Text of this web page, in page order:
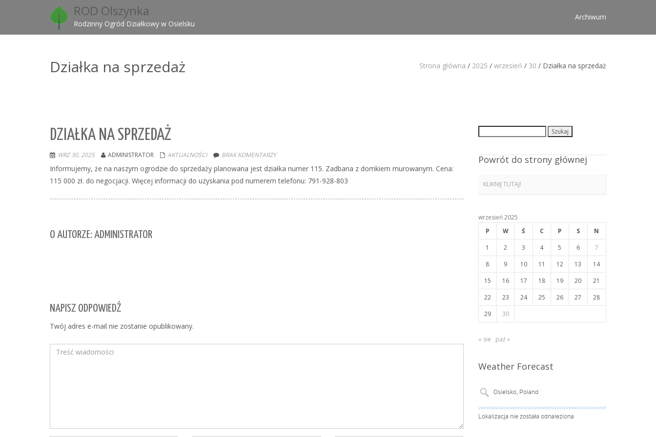
ROD Olszynka
Rodzinny Ogród Działkowy w Osielsku
Archiwum
Działka na sprzedaż Strona główna / 2025 / wrzesień / 30 / Działka na sprzedaż
DZIAŁKA NA SPRZEDAŻ
WRZ 30, 2025 ADMINISTRATOR AKTUALNOŚCI BRAK KOMENTARZY
Informujemy, że na naszym ogrodzie do sprzedaży planowana jest działka numer 115. Zadbana z domkiem murowanym. Cena:
115 000 zł. do negocjacji. Więcej informacji do uzyskania pod numerem telefonu: 791-928-803
O AUTORZE: ADMINISTRATOR
NAPISZ ODPOWIEDŹ
Twój adres e-mail nie zostanie opublikowany.
Powrót do strony głównej
KLIKNIJ TUTAJ!
wrzesień 2025
P
W Ś C P S
N
1
2 3 4 5 6
7
8
9 10 11 12 13
14
15
16 17 18 19 20
21
22
23 24 25 26 27
28
29
30
« sie paź »
Weather Forecast
Lokalizacja nie została odnaleziona